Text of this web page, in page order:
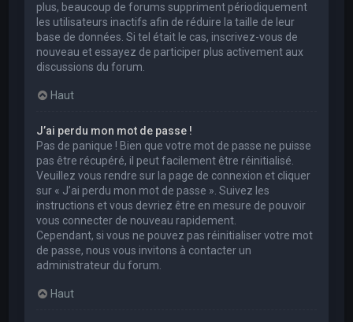
plus, beaucoup de forums suppriment périodiquement
les utilisateurs inactifs afin de réduire la taille de leur
base de données. Si tel était le cas, inscrivez-vous de
nouveau et essayez de participer plus activement aux
discussions du forum.
Haut
J’ai perdu mon mot de passe !
Pas de panique ! Bien que votre mot de passe ne puisse
pas être récupéré, il peut facilement être réinitialisé.
Veuillez vous rendre sur la page de connexion et cliquer
sur « J’ai perdu mon mot de passe ». Suivez les
instructions et vous devriez être en mesure de pouvoir
vous connecter de nouveau rapidement.
Cependant, si vous ne pouvez pas réinitialiser votre mot
de passe, nous vous invitons à contacter un
administrateur du forum.
Haut